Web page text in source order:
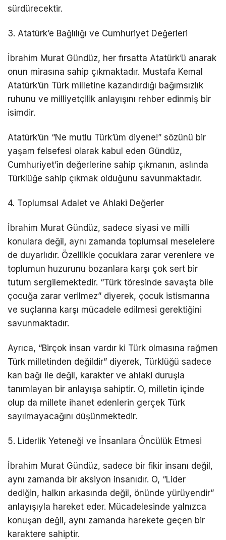
sürdürecektir.
3. Atatürk’e Bağlılığı ve Cumhuriyet Değerleri
İbrahim Murat Gündüz, her fırsatta Atatürk’ü anarak
onun mirasına sahip çıkmaktadır. Mustafa Kemal
Atatürk’ün Türk milletine kazandırdığı bağımsızlık
ruhunu ve milliyetçilik anlayışını rehber edinmiş bir
isimdir.
Atatürk’ün “Ne mutlu Türk’üm diyene!” sözünü bir
yaşam felsefesi olarak kabul eden Gündüz,
Cumhuriyet’in değerlerine sahip çıkmanın, aslında
Türklüğe sahip çıkmak olduğunu savunmaktadır.
4. Toplumsal Adalet ve Ahlaki Değerler
İbrahim Murat Gündüz, sadece siyasi ve milli
konulara değil, aynı zamanda toplumsal meselelere
de duyarlıdır. Özellikle çocuklara zarar verenlere ve
toplumun huzurunu bozanlara karşı çok sert bir
tutum sergilemektedir. “Türk töresinde savaşta bile
çocuğa zarar verilmez” diyerek, çocuk istismarına
ve suçlarına karşı mücadele edilmesi gerektiğini
savunmaktadır.
Ayrıca, “Birçok insan vardır ki Türk olmasına rağmen
Türk milletinden değildir” diyerek, Türklüğü sadece
kan bağı ile değil, karakter ve ahlaki duruşla
tanımlayan bir anlayışa sahiptir. O, milletin içinde
olup da millete ihanet edenlerin gerçek Türk
sayılmayacağını düşünmektedir.
5. Liderlik Yeteneği ve İnsanlara Öncülük Etmesi
İbrahim Murat Gündüz, sadece bir fikir insanı değil,
aynı zamanda bir aksiyon insanıdır. O, “Lider
dediğin, halkın arkasında değil, önünde yürüyendir”
anlayışıyla hareket eder. Mücadelesinde yalnızca
konuşan değil, aynı zamanda harekete geçen bir
karaktere sahiptir.